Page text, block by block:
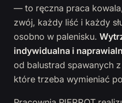
— to ręczna praca
zwój, każdy liść i każdy
osobno w palenisku.
indywidualna i
od balustrad spawanych
które trzeba wymieniać